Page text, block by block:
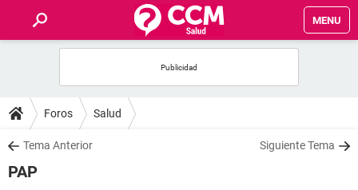
MENU
FOROS
SALUD
Foros Salud
Tema Anterior Siguiente Tema
PAP